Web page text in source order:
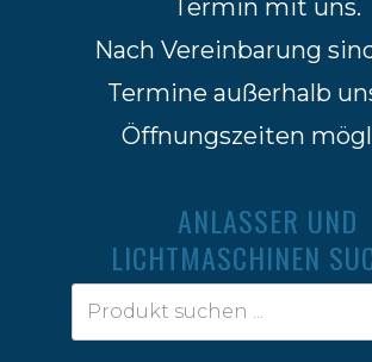
Termin mit uns.
Nach Vereinbarung
Termine außerhalb
Öffnungszeiten
ANLASSER UND
LICHTMASCHINEN